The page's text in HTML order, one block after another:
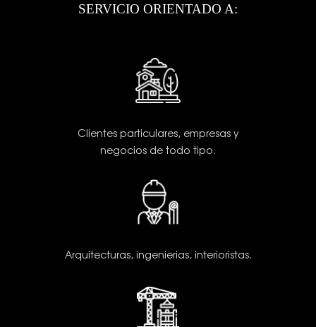
SERVICIO ORIENTADO A:
Clientes particulares, empresas y
negocios de todo tipo.
Arquitecturas, ingenierias, interioristas.